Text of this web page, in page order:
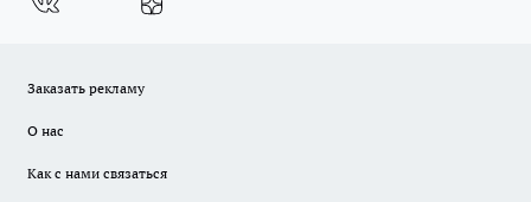
Заказать рекламу
О нас
Как с нами связаться